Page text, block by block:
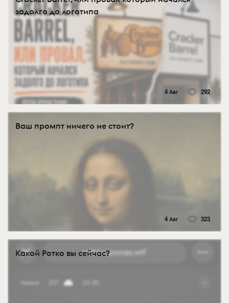
задолго до логотипа
4 Авг 292
Ваш промпт ничего не стоит?
4 Авг 323
Какой Ротко вы сейчас?